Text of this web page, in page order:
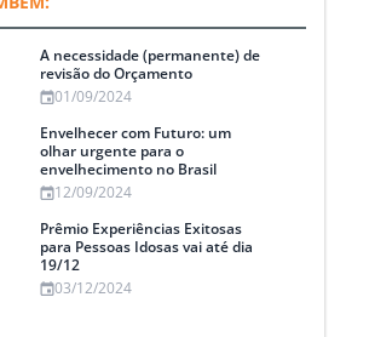
A necessidade (permanente) de
revisão do Orçamento
01/09/2024
Envelhecer com Futuro: um
olhar urgente para o
envelhecimento no Brasil
12/09/2024
Prêmio Experiências Exitosas
para Pessoas Idosas vai até dia
19/12
03/12/2024